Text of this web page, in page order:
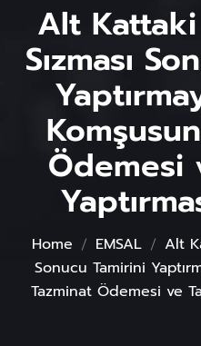
Alt
Sızması
Ödemesi
Home EMSAL
Alt
Sonucu Tamirini
Tazminat Ödemesi ve